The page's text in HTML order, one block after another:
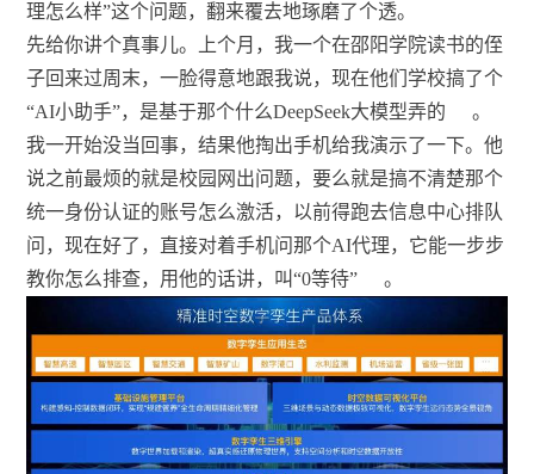
理怎么样”这个问题，翻来覆去地琢磨了个透。
先给你讲个真事儿。上个月，我一个在邵阳学院读书的侄
子回来过周末，一脸得意地跟我说，现在他们学校搞了个
“AI小助手”，是基于那个什么DeepSeek大模型弄的
。
我一开始没当回事，结果他掏出手机给我演示了一下。他
说之前最烦的就是校园网出问题，要么就是搞不清楚那个
统一身份认证的账号怎么激活，以前得跑去信息中心排队
问，现在好了，直接对着手机问那个AI代理，它能一步步
教你怎么排查，用他的话讲，叫“0等待”
。